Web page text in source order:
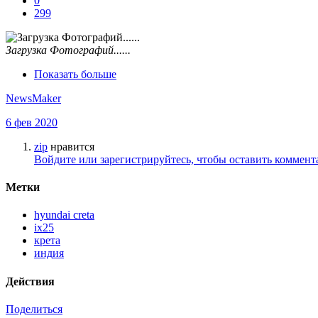
299
Загрузка Фотографий......
Показать больше
NewsMaker
6 фев 2020
zip нравится
Войдите или зарегистрируйтесь, чтобы оставить
Метки
hyundai creta
ix25
крета
индия
Действия
Поделиться